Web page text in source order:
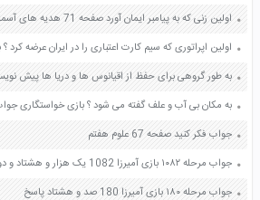
اولین زنی که به پیامبر ایمان آورد صفحه 71 هدیه های آسمان چهارم
اولین اپراتوری که سیم کارت اعتباری را در ایران عرضه
به مکان بی آب و علف گفته می شود ؟ بازی خواستگاری
جواب فکر کنید صفحه 67 علوم هفتم
جواب مرحله ۱۰۸۲ بازی آمیرزا 1082 یک هزار و هشتاد و دو پاسخ
جواب مرحله ۱۸۰ بازی آمیرزا 180 صد و هشتاد پاسخ